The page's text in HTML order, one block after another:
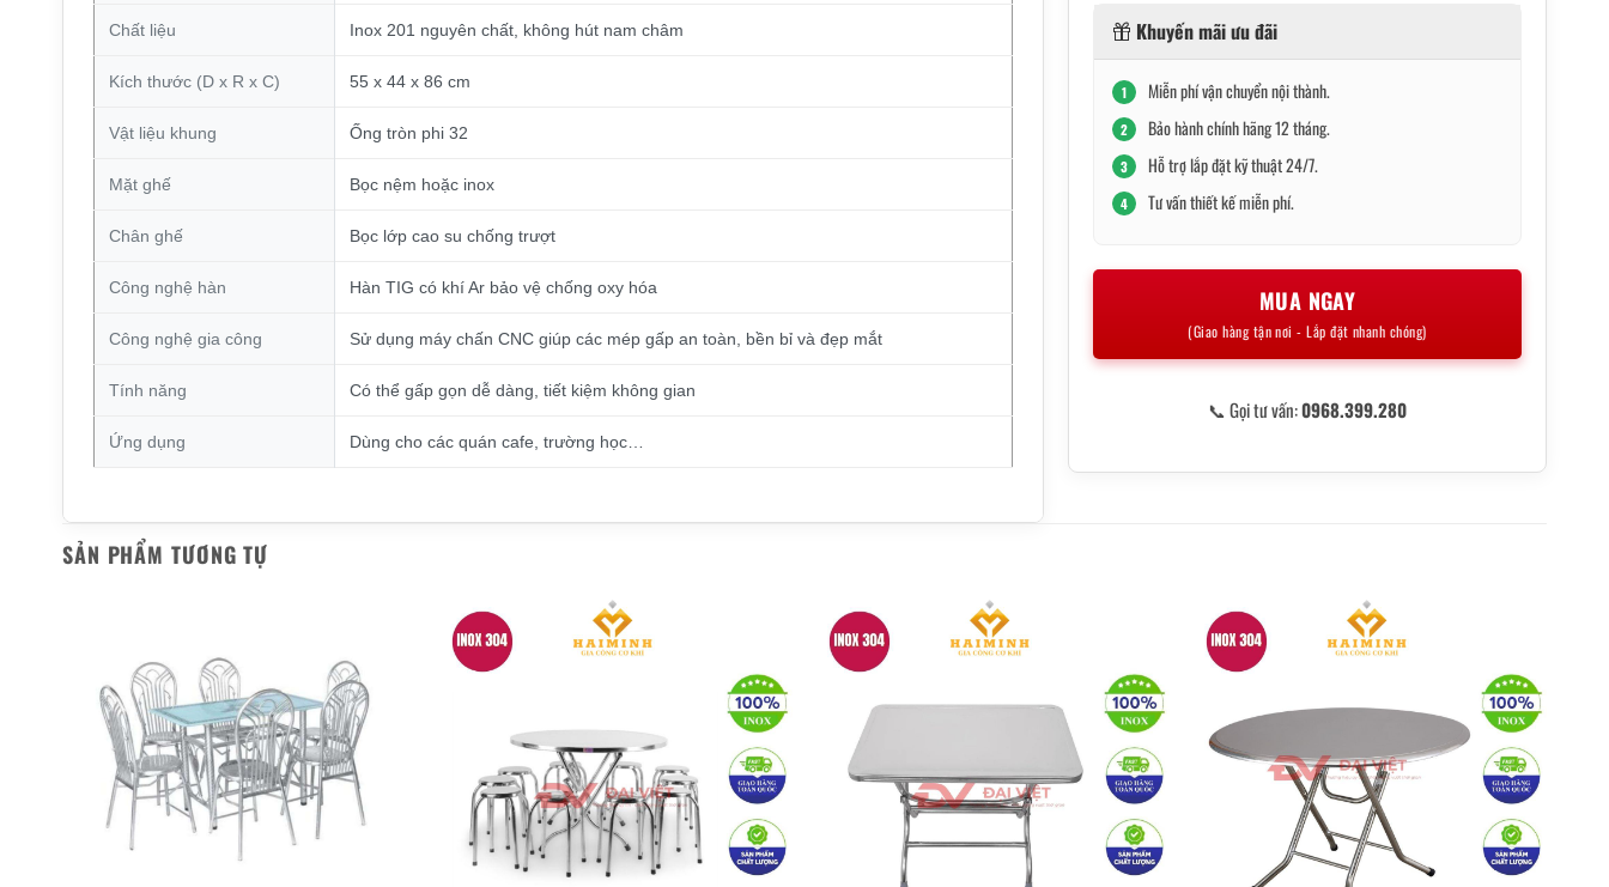
Chất liệu Inox 201 nguyên chất, không hút nam châm
Kích thước (D x R x C) 55 x 44 x 86 cm
Vật liệu khung Ống tròn phi 32
Mặt ghế Bọc nệm hoặc inox
Chân ghế Bọc lớp cao su chống trượt
Công nghệ hàn Hàn TIG có khí Ar bảo vệ chống oxy hóa
Công nghệ gia công Sử dụng máy chấn CNC giúp các mép gấp an toàn, bền bỉ và đẹp mắt
Tính năng Có thể gấp gọn dễ dàng, tiết kiệm không gian
Ứng dụng Dùng cho các quán cafe, trường học…
Khuyến mãi ưu đãi
1 Miễn phí vận chuyển nội thành.
2 Bảo hành chính hãng 12 tháng.
3 Hỗ trợ lắp đặt kỹ thuật 24/7.
4 Tư vấn thiết kế miễn phí.
MUA NGAY
(Giao hàng tận nơi - Lắp đặt nhanh chóng)
📞 Gọi tư vấn:0968.399.280
SẢN PHẨM TƯƠNG TỰ